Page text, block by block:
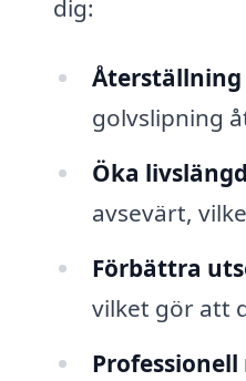
dig:
Återställning
golvslipning
Öka
avsevärt,
Förbättra
vilket gör att